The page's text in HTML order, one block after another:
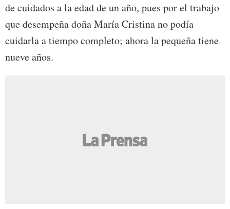
de cuidados a la edad de un año, pues por el trabajo
que desempeña doña María Cristina no podía
cuidarla a tiempo completo; ahora la pequeña tiene
nueve años.